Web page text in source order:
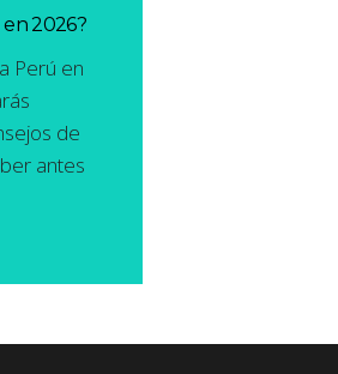
2026?
Perú en
de
antes